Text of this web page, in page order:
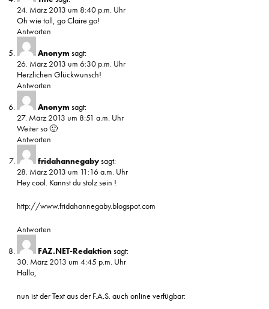
24. März 2013 um 8:40 p.m. Uhr
Oh wie toll, go Claire go!
Antworten
Anonym sagt:
26. März 2013 um 6:30 p.m. Uhr
Herzlichen Glückwunsch!
Antworten
Anonym sagt:
27. März 2013 um 8:51 a.m. Uhr
Weiter so 🙂
Antworten
fridahannegabysagt:
28. März 2013 um 11:16 a.m. Uhr
Hey cool. Kannst du stolz sein !
http://www.fridahannegaby.blogspot.com
Antworten
FAZ.NET-Redaktionsagt:
30. März 2013 um 4:45 p.m. Uhr
Hallo,
nun ist der Text aus der F.A.S. auch online verfügbar: